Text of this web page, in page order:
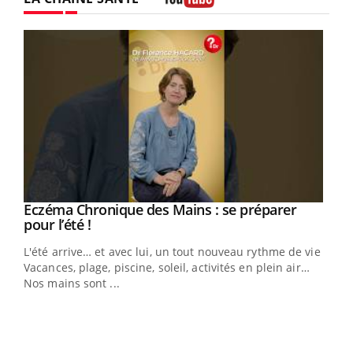
Youtube
Eczéma Chronique des Mains : se préparer
pour l’été !Youtube
L'été arrive… et avec lui, un tout nouveau rythme de vie !
Vacances, plage, piscine, soleil, activités en plein air…
Nos mains sont ...